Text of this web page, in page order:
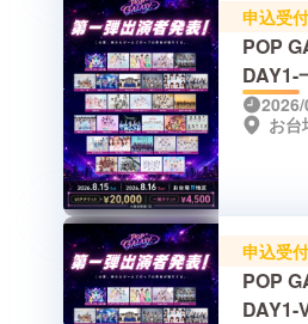
申込受
POP
DAY1-
お台
申込受
POP
DAY1-